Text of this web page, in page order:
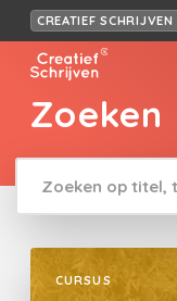
CREATIEF SCHRIJVEN
Zoeken
CURSUS